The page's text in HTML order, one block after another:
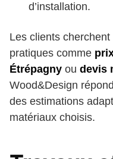
d’installation.
Les clients
pratiques comme
Étrépagny ou devis
Wood&Design
des estimations
matériaux choisis.